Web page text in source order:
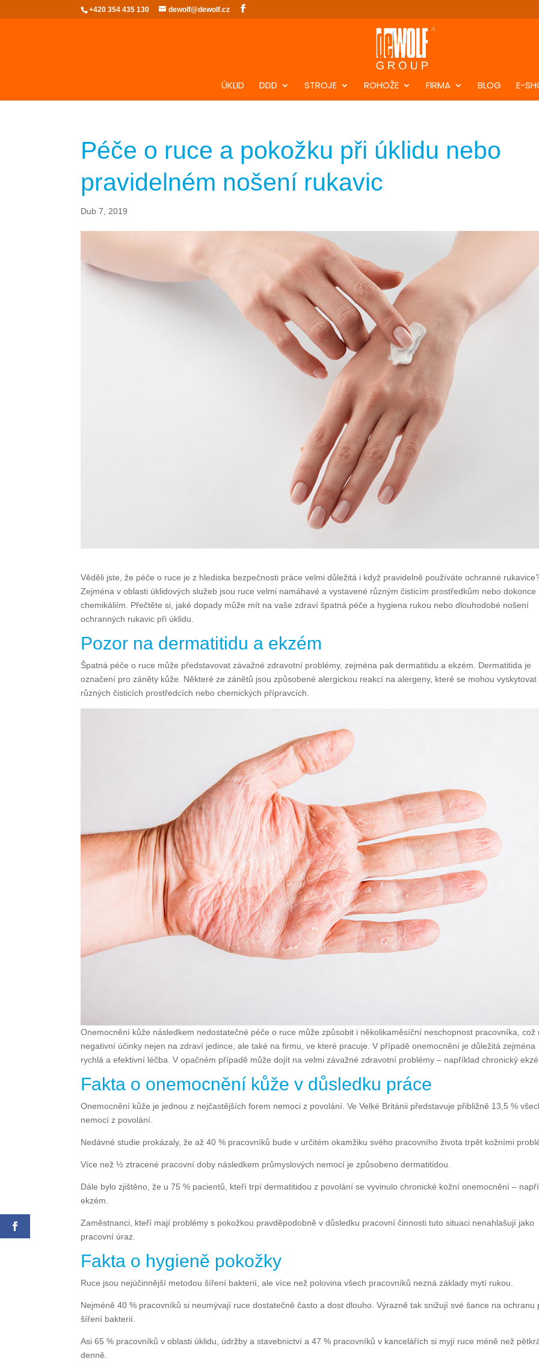
+420 354 435 130 dewolf@dewolf.cz
ÚKLID DDD STROJE ROHOŽE FIRMA BLOG E-
Péče o ruce a pokožku při úklidu nebo
pravidelném nošení rukavic
Dub 7, 2019
Věděli jste, že péče o ruce je z hlediska bezpečnosti práce velmi důležitá i když pravidelně používáte ochranné
Zejména v oblasti úklidových služeb jsou ruce velmi namáhavé a vystavené různým čisticím prostředkům nebo dokonce
chemikáliím. Přečtěte si, jaké dopady může mít na vaše zdraví špatná péče a hygiena rukou nebo dlouhodobé nošení
ochranných rukavic při úklidu.
Pozor na dermatitidu a ekzém
Špatná péče o ruce může představovat závažné zdravotní problémy, zejména pak dermatitidu a ekzém. Dermatitida je
označení pro záněty kůže. Některé ze zánětů jsou způsobené alergickou reakcí na alergeny, které se mohou vyskytovat
různých čisticích prostředcích nebo chemických přípravcích.
Onemocnění kůže následkem nedostatečné péče o ruce může způsobit i několikaměsíční neschopnost pracovníka, což
negativní účinky nejen na zdraví jedince, ale také na firmu, ve které pracuje. V případě onemocnění je důležitá zejména
rychlá a efektivní léčba. V opačném případě může dojít na velmi závažné zdravotní problémy – například chronický
Fakta o onemocnění kůže v důsledku práce
Onemocnění kůže je jednou z nejčastějších forem nemoci z povolání. Ve Velké Británii představuje přibližně 13,5 %
nemocí z povolání.
Nedávné studie prokázaly, že až 40 % pracovníků bude v určitém okamžiku svého pracovního života trpět kožními
Více než ½ ztracené pracovní doby následkem průmyslových nemocí je způsobeno dermatitidou.
Dále bylo zjištěno, že u 75 % pacientů, kteří trpí dermatitidou z povolání se vyvinulo chronické kožní onemocnění –
ekzém.
Zaměstnanci, kteří mají problémy s pokožkou pravděpodobně v důsledku pracovní činnosti tuto situaci nenahlašují jako
pracovní úraz.
Fakta o hygieně pokožky
Ruce jsou nejúčinnější metodou šíření bakterií, ale více než polovina všech pracovníků nezná základy mytí rukou.
Nejméně 40 % pracovníků si neumývají ruce dostatečně často a dost dlouho. Výrazně tak snižují své šance na ochranu
šíření bakterií.
Asi 65 % pracovníků v oblasti úklidu, údržby a stavebnictví a 47 % pracovníků v kancelářích si myjí ruce méně než
denně.